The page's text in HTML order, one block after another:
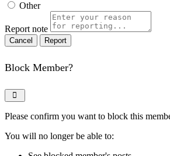
Other
Report note
Report
Block Member?
Please confirm you want to block this
You will no longer be able to: